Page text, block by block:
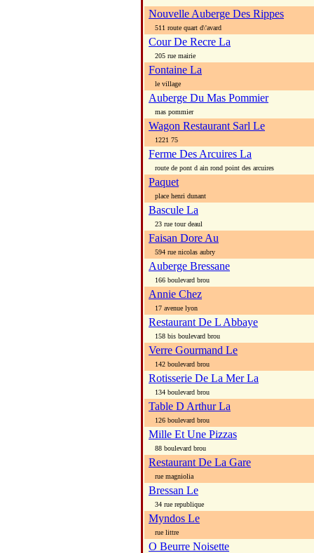
Nouvelle Auberge Des Rippes
511 route quart d\'avard
Cour De Recre La
205 rue mairie
Fontaine La
le village
Auberge Du Mas Pommier
mas pommier
Wagon Restaurant Sarl Le
1221 75
Ferme Des Arcuires La
route de pont d ain rond point des arcuires
Paquet
place henri dunant
Bascule La
23 rue tour deaul
Faisan Dore Au
594 rue nicolas aubry
Auberge Bressane
166 boulevard brou
Annie Chez
17 avenue lyon
Restaurant De L Abbaye
158 bis boulevard brou
Verre Gourmand Le
142 boulevard brou
Rotisserie De La Mer La
134 boulevard brou
Table D Arthur La
126 boulevard brou
Mille Et Une Pizzas
88 boulevard brou
Restaurant De La Gare
rue magniolia
Bressan Le
34 rue republique
Myndos Le
rue littre
O Beurre Noisette